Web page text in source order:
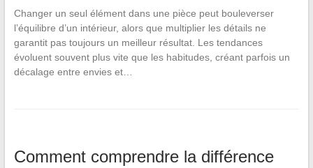
Changer un seul élément dans une pièce peut bouleverser
l’équilibre d’un intérieur, alors que multiplier les détails ne
garantit pas toujours un meilleur résultat. Les tendances
évoluent souvent plus vite que les habitudes, créant parfois un
décalage entre envies et…
Comment comprendre la différence